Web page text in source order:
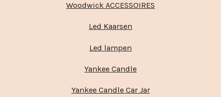
Woodwick ACCESSOIRES
Led Kaarsen
Led lampen
Yankee Candle
Yankee Candle Car Jar